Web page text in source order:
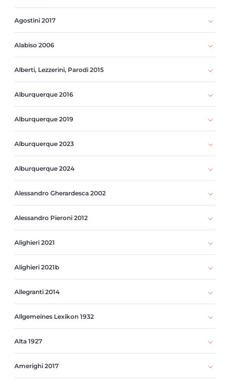
Agostini 2017
Alabiso 2006
Alberti, Lezzerini, Parodi 2015
Alburquerque 2016
Alburquerque 2019
Alburquerque 2023
Alburquerque 2024
Alessandro Gherardesca 2002
Alessandro Pieroni 2012
Alighieri 2021
Alighieri 2021b
Allegranti 2014
Allgemeines Lexikon 1932
Alta 1927
Amerighi 2017